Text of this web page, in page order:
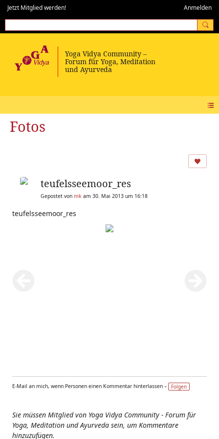
Jetzt Mitglied werden! Anmelden
Fotos
teufelsseemoor_res
Gepostet von mk am 30. Mai 2013 um 16:18
teufelsseemoor_res
E-Mail an mich, wenn Personen einen Kommentar hinterlassen – Folgen
Sie müssen Mitglied von Yoga Vidya Community - Forum für
Yoga, Meditation und Ayurveda sein, um Kommentare
hinzuzufügen.